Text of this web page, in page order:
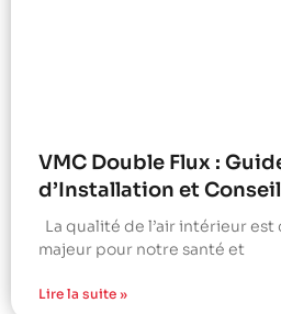
VMC Double Flux :
d’Installation et
La qualité de l’air intérieur
majeur pour notre santé et
Lire la suite »